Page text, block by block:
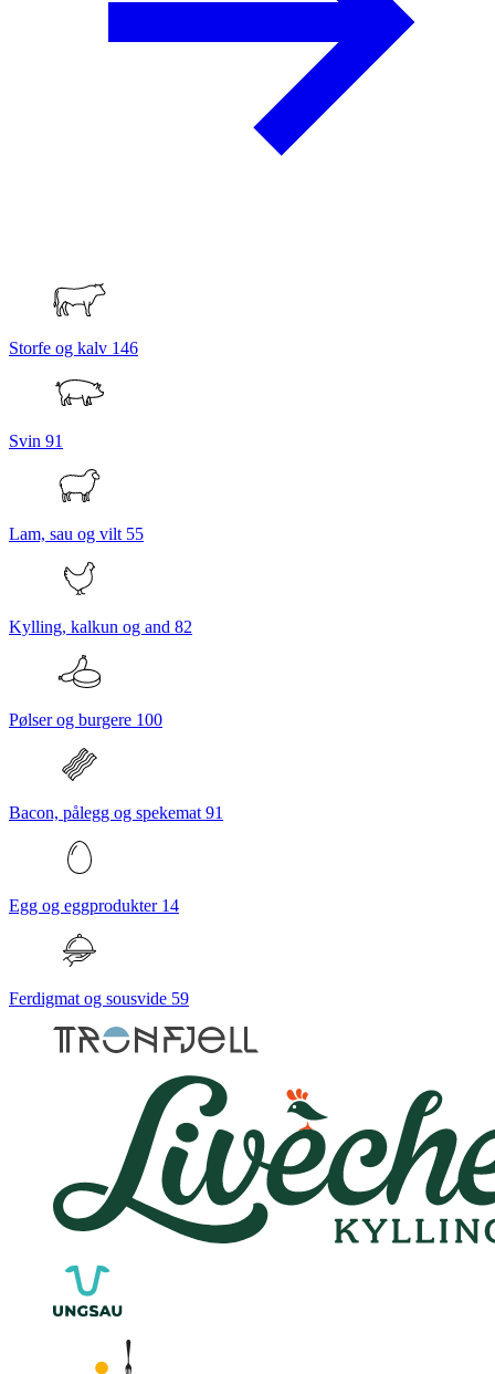
Storfe og kalv 146
Svin 91
Lam, sau og vilt 55
Kylling, kalkun og and 82
Pølser og burgere 100
Bacon, pålegg og spekemat 91
Egg og eggprodukter 14
Ferdigmat og sousvide 59